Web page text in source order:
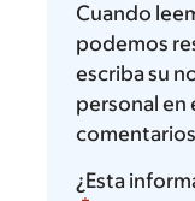
Cuando
podemos
escriba su
personal en
¿Esta